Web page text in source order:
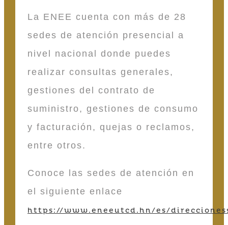
La ENEE cuenta con más de 28
sedes de atención presencial a
nivel nacional donde puedes
realizar consultas generales,
gestiones del contrato de
suministro, gestiones de consumo
y facturación, quejas o reclamos,
entre otros.
Conoce las sedes de atención en
el siguiente enlace
https://www.eneeutcd.hn/es/